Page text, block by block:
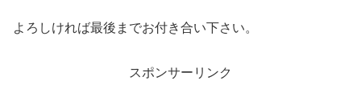
よろしければ最後までお付き合い下さい。
スポンサーリンク